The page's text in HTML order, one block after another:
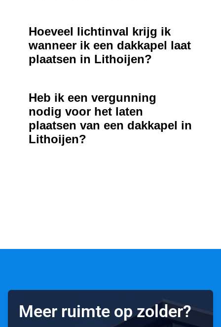
Hoeveel lichtinval krijg ik
wanneer ik een dakkapel laat
plaatsen in Lithoijen?
Heb ik een vergunning
nodig voor het laten
plaatsen van een dakkapel in
Lithoijen?
Meer ruimte op zolder?